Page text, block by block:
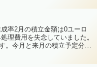
率2月の積立金額は0ユーロ
理費用を失念していました。
。今月と来月の積立予定分を